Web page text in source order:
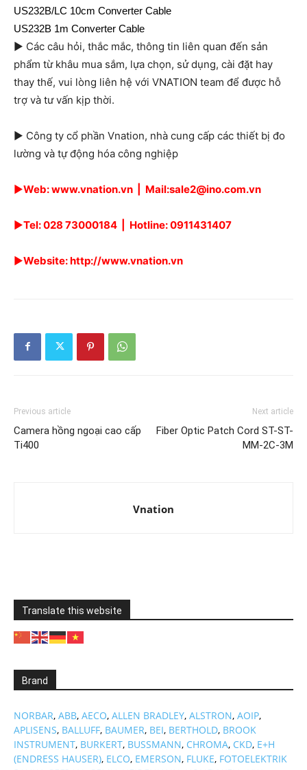
US232B/LC 10cm Converter Cable
US232B 1m Converter Cable
► Các câu hỏi, thắc mắc, thông tin liên quan đến sản
phẩm từ khâu mua sắm, lựa chọn, sử dụng, cài đặt hay
thay thế, vui lòng liên hệ với VNATION team để được hỗ
trợ và tư vấn kịp thời.
► Công ty cổ phần Vnation, nhà cung cấp các thiết bị đo
lường và tự động hóa công nghiệp
►Web:www.vnation.vn | Mail:sale2@ino.com.vn
►Tel:028 73000184 | Hotline: 0911431407
►Website:http://www.vnation.vn
Previous article
Camera hồng ngoại cao cấp
Ti400
Next article
Fiber Optic Patch Cord ST-ST-
MM-2C-3M
Vnation
Translate this website
Brand
NORBAR, ABB, AECO, ALLEN BRADLEY, ALSTRON, AOIP,
APLISENS, BALLUFF, BAUMER, BEI, BERTHOLD, BROOK
INSTRUMENT, BURKERT, BUSSMANN, CHROMA, CKD, E+H
(ENDRESS HAUSER), ELCO, EMERSON, FLUKE, FOTOELEKTRIK